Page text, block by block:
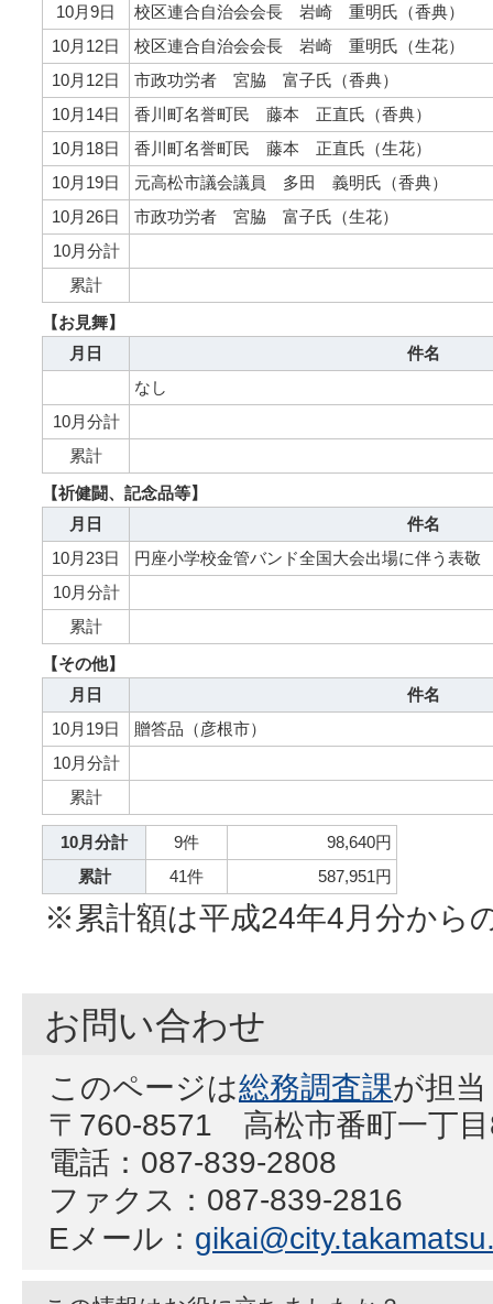
10月9日
校区連合自治会会長 岩崎 重明氏（香典）
10月12日
校区連合自治会会長 岩崎 重明氏（生花）
10月12日
市政功労者 宮脇 富子氏（香典）
10月14日
香川町名誉町民 藤本 正直氏（香典）
10月18日
香川町名誉町民 藤本 正直氏（生花）
10月19日
元高松市議会議員 多田 義明氏（香典）
10月26日
市政功労者 宮脇 富子氏（生花）
10月分計
累計
【お見舞】
月日
件名
なし
10月分計
累計
【祈健闘、記念品等】
月日
件名
10月23日
円座小学校金管バンド全国大会出場に伴う表敬
10月分計
累計
【その他】
月日
件名
10月19日
贈答品（彦根市）
10月分計
累計
10月分計 9件
98,640円
累計
41件 587,951円
※累計額は平成24年4月分から
お問い合わせ
このページは総務調査課が担
〒760-8571 高松市番町一丁
電話：087-839-2808
ファクス：087-839-2816
Eメール：